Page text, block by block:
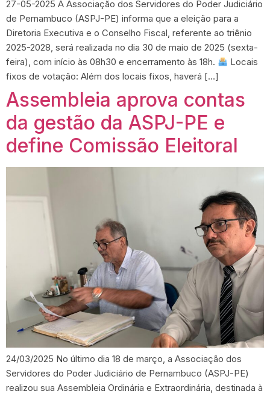
27-05-2025 A Associação dos Servidores do Poder Judiciário
de Pernambuco (ASPJ-PE) informa que a eleição para a
Diretoria Executiva e o Conselho Fiscal, referente ao triênio
2025-2028, será realizada no dia 30 de maio de 2025 (sexta-
feira), com início às 08h30 e encerramento às 18h.
Locais
fixos de votação: Além dos locais fixos, haverá […]
Assembleia aprova contas
da gestão da ASPJ-PE e
define Comissão Eleitoral
24/03/2025 No último dia 18 de março, a Associação dos
Servidores do Poder Judiciário de Pernambuco (ASPJ-PE)
realizou sua Assembleia Ordinária e Extraordinária, destinada à